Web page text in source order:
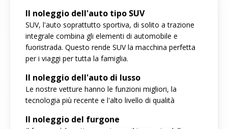
Il noleggio dell'auto tipo SUV
SUV, l'auto soprattutto sportiva, di solito a trazione
integrale combina gli elementi di automobile e
fuoristrada. Questo rende SUV la macchina perfetta
per i viaggi per tutta la famiglia.
Il noleggio dell'auto di lusso
Le nostre vetture hanno le funzioni migliori, la
tecnologia più recente e l'alto livello di qualità
Il noleggio del furgone